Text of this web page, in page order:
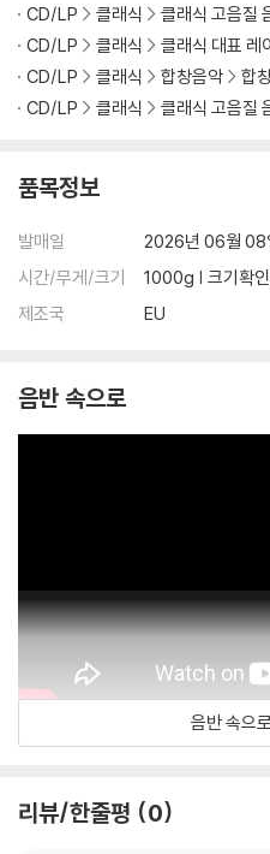
CD/LP 클래식 클래식 고음질
CD/LP
클래식 클래식 대표 레
CD/LP
클래식 합창음악
합
CD/LP
클래식 클래식 고음질
품목정보
발매일
2026년 06월 08
시간/무게/크기
1000g | 크기확
제조국
EU
음반 속으로
Helsinki Chamber Choir
음반 속으
리뷰/한줄평 0